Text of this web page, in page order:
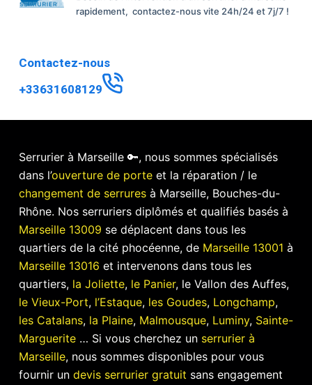
rapidement, contactez-nous vite 24h/24 et 7j/7 !
Contactez-nous
+33631608129
Serrurier à Marseille 🔑, nous sommes spécialisés
dans l’ouverture de porteet la réparation / le
changement de serruresà Marseille, Bouches-du-
Rhône. Nos serruriers diplômés et qualifiés basés à
Marseille 13009 se déplacent dans tous les
quartiers de la cité phocéenne, de Marseille 13001 à
Marseille 13016 et intervenons dans tous les
quartiers, la Joliette, le Panier, le Vallon des Auffes,
le Vieux-Port, l’Estaque, les Goudes, Longchamp,
les Catalans, la Plaine, Malmousque, Luminy, Sainte-
Marguerite… Si vous cherchez un serrurier à
Marseille, nous sommes disponibles pour vous
fournir un devis serrurier gratuit sans engagement